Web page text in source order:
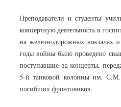
Преподаватели и студенты
концертную деятельность в
на железнодорожных вокзалах
годы войны было проведено
поступавшие за концерты,
5-й танковой колонны им.
погибших фронтовиков.